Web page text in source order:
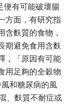
便有可能破壞腸
方面，有研究指
含麩質的食物，
期避免食用含麩
，「原因有可能
用足夠的全穀物
和糖尿病的風
、麩質不耐症或